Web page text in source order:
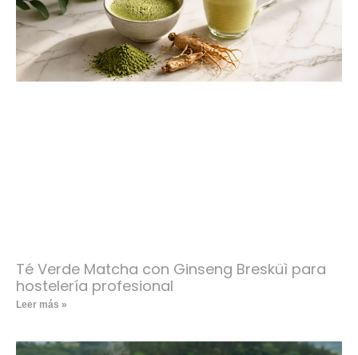
Té Verde Matcha con Ginseng Bresküì para
hostelería profesional
Leer más »